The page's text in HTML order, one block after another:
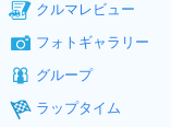
クルマレビュー
フォトギャラリー
グループ
ラップタイム